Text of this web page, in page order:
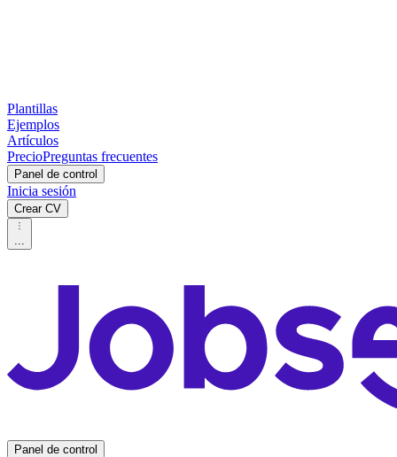
Plantillas
Ejemplos
Artículos
PrecioPreguntas frecuentes
Panel de control
Inicia sesión
Crear CV
...
Panel de control